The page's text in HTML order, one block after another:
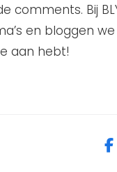
comments. Bij
en bloggen
aan hebt!